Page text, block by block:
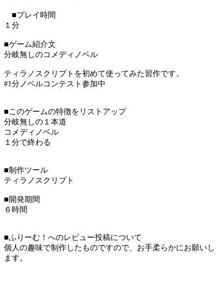
■プレイ時間
１分
■ゲーム紹介文
分岐無しのコメディノベル
ティラノスクリプトを初めて使ってみた習作です。
#1分ノベルコンテスト参加中
■このゲームの特徴をリストアップ
分岐無しの１本道
コメディノベル
１分で終わる
■制作ツール
ティラノスクリプト
■開発期間
６時間
■ふりーむ！へのレビュー投稿について
個人の趣味で制作したものですので、お手柔らかにお願いし
ます。